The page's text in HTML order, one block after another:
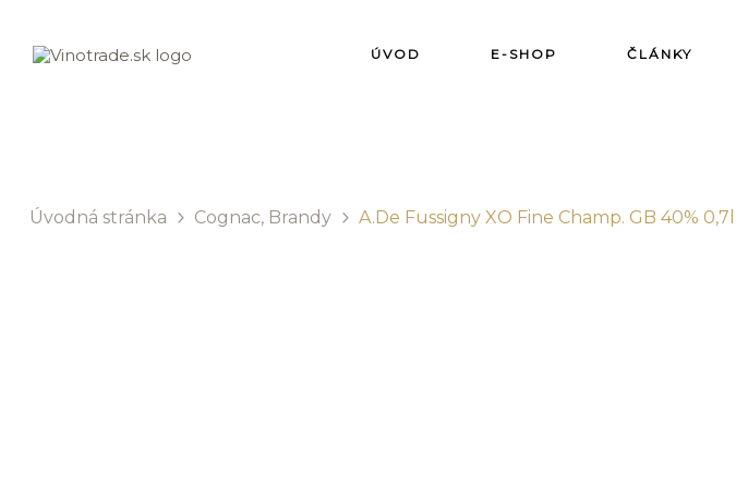
ÚVOD E-SHOP ČLÁNKY
Úvodná stránka Cognac, Brandy A.De Fussigny XO Fine Champ. GB 40% 0,7l